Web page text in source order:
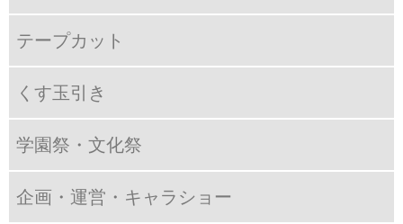
テープカット
くす玉引き
学園祭・文化祭
企画・運営・キャラショー